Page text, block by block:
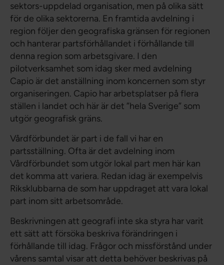
sektors-uppdelad organisation, men på olika sätt
för de olika sektorerna. En framtida avdelning i
region följer den geografiska gränsen för regionen
och hanterar partsförhållandet i förhållande till
denna region som arbetsgivare. I den
pilotverksamhet som idag sker med avdelning
Capio är det anställning inom koncernen som styr
organiseringen. Capio har arbetsplatser på flera
ställen i landet och här är det ”hela Sverige” som
utgör geografisk gräns.
Vårdförbundet är part i de fall vi har en
partsställning. Ofta är det avdelning inom
Vårdförbundet som utgör lokal part men här kan
det komma att variera. Redan idag är exempelvis
Riksklubbarna de som har uppdraget att vara lokal
part inom sitt arbetsområde.
Beskrivningen att geografi inte ska styra har varit
ett sätt att försöka beskriva förändringen i
förhållande till idag. Frågor och missförstånd under
vårens samtal visar att detta behöver beskrivas på